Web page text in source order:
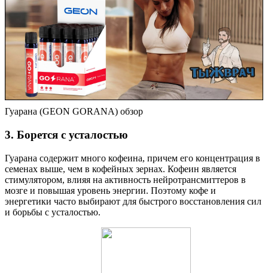
Гуарана (GEON GORANA) обзор
3. Борется с усталостью
Гуарана содержит много кофеина, причем его концентрация в
семенах выше, чем в кофейных зернах. Кофеин является
стимулятором, влияя на активность нейротрансмиттеров в
мозге и повышая уровень энергии. Поэтому кофе и
энергетики часто выбирают для быстрого восстановления сил
и борьбы с усталостью.